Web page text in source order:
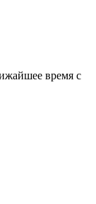
время с